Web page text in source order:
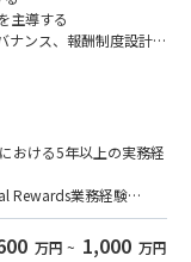
主導する
ナンス、報酬制度設計、
など）に関するガイダ
進する
ホルダーと効果的なパ
おける5年以上の実務経
Rewards業務経験
実行を主導した経験
ント経験
万円 ~ 1,000 万円